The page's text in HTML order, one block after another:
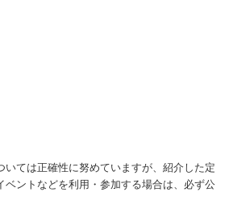
いては正確性に努めていますが、紹介した定
ベントなどを利用・参加する場合は、必ず公